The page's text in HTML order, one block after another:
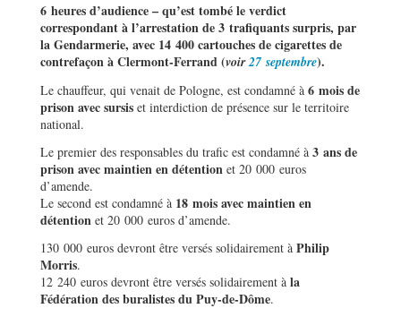
6 heures d’audience – qu’est tombé le verdict
correspondant à l’arrestation de 3 trafiquants surpris, par
la Gendarmerie, avec 14 400 cartouches de cigarettes de
contrefaçon à Clermont-Ferrand (voir27 septembre).
Le chauffeur, qui venait de Pologne, est condamné à 6 mois de
prison avec sursis et interdiction de présence sur le territoire
national.
Le premier des responsables du trafic est condamné à 3 ans de
prison avec maintien en détention et 20 000 euros
d’amende.
Le second est condamné à 18 mois avec maintien en
détention et 20 000 euros d’amende.
130 000 euros devront être versés solidairement à Philip
Morris.
12 240 euros devront être versés solidairement à la
Fédération des buralistes du Puy-de-Dôme.